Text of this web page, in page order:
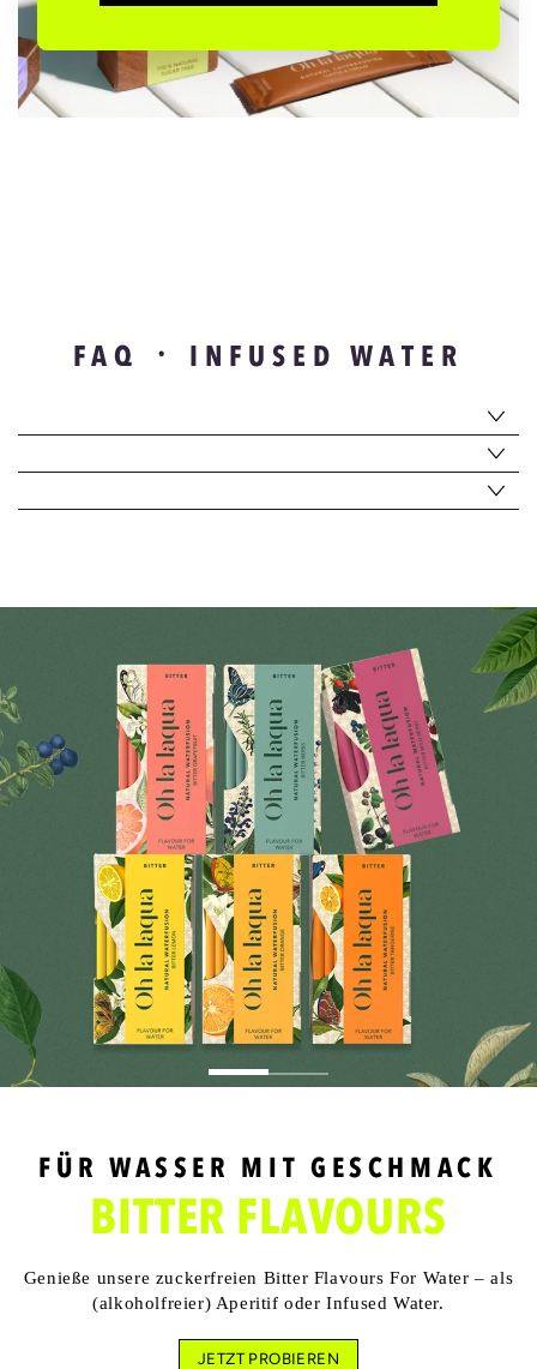
FAQ ᛫ INFUSED WATER
FÜR WASSER MIT GESCHMACK
BITTER FLAVOURS
Genieße unsere zuckerfreien Bitter Flavours For Water – als
(alkoholfreier) Aperitif oder Infused Water.
JETZT PROBIEREN